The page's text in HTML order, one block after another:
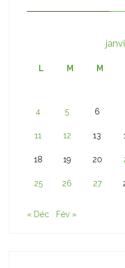
L M M
4 5 6
11 12 13
18 19 20
25 26 27
« Déc Fév »